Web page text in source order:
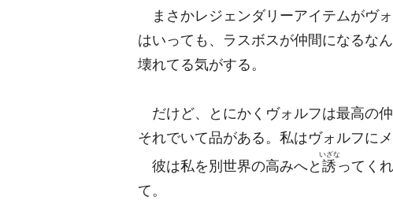
まさかレジェンダリーアイテムがヴ
はいっても、ラスボスが仲間になるな
壊れてる気がする。
だけど、とにかくヴォルフは最高の
それでいて品がある。私はヴォルフにメ
彼は私を別世界の高みへと 誘
いざな
ってく
て。